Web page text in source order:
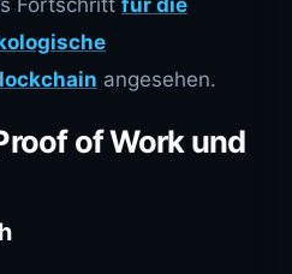
Fortschritt für die
angesehen.
of Work und